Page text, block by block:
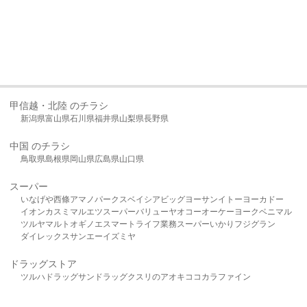
甲信越・北陸 のチラシ
新潟県富山県石川県福井県山梨県長野県
中国 のチラシ
鳥取県島根県岡山県広島県山口県
スーパー
いなげや西條アマノパークスベイシア ビッグヨーサンイトーヨーカドー
イオンカスミ マルエツスーパーバリューヤオコーオーケー ヨークベニマル
ツルヤマルト オギノ エスマート ライフ業務スーパーいかり フジグラン
ダイレックスサンエーイズミヤ
ドラッグストア
ツルハドラッグサンドラッグクスリのアオキ ココカラファイン